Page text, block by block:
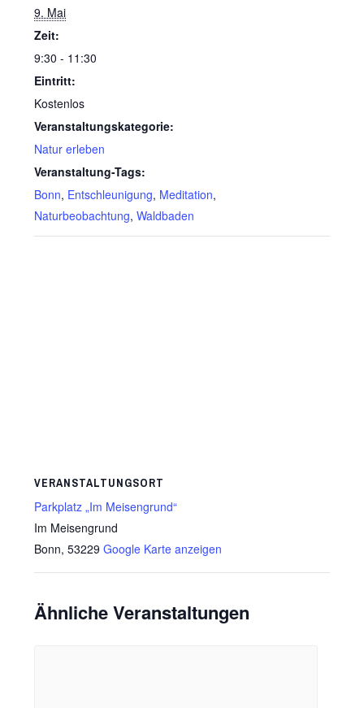
9. Mai
Zeit:
9:30 - 11:30
Eintritt:
Kostenlos
Veranstaltungskategorie:
Natur erleben
Veranstaltung-Tags:
Bonn, Entschleunigung, Meditation,
Naturbeobachtung,Waldbaden
VERANSTALTUNGSORT
Parkplatz „Im Meisengrund“
Im Meisengrund
Bonn, 53229 Google Karte anzeigen
Ähnliche Veranstaltungen